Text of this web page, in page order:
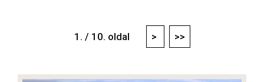
1. / 10. oldal > >>